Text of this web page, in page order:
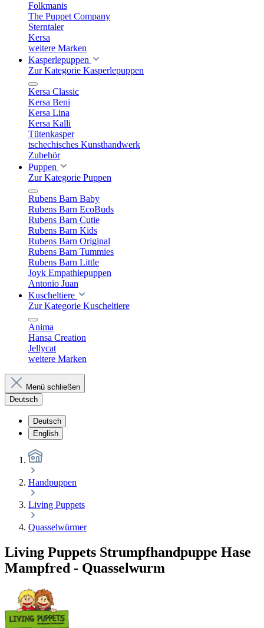
Folkmanis
The Puppet Company
Sterntaler
Kersa
weitere Marken
Kasperlepuppen
Zur Kategorie Kasperlepuppen
Kersa Classic
Kersa Beni
Kersa Lina
Kersa Kalli
Tütenkasper
tschechisches Kunsthandwerk
Zubehör
Puppen
Zur Kategorie Puppen
Rubens Barn Baby
Rubens Barn EcoBuds
Rubens Barn Cutie
Rubens Barn Kids
Rubens Barn Original
Rubens Barn Tummies
Rubens Barn Little
Joyk Empathiepuppen
Antonio Juan
Kuscheltiere
Zur Kategorie Kuscheltiere
Anima
Hansa Creation
Jellycat
weitere Marken
Menü schließen
Deutsch
Deutsch
English
Handpuppen
Living Puppets
Quasselwürmer
Living Puppets Strumpfhandpuppe Hase
Mampfred - Quasselwurm